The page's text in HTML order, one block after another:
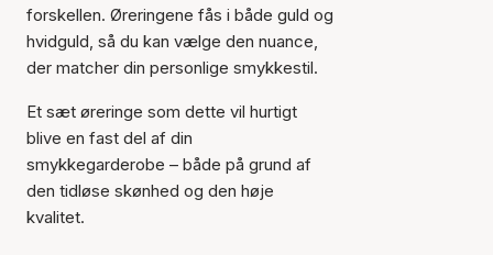
forskellen. Øreringene fås i både guld og
hvidguld, så du kan vælge den nuance,
der matcher din personlige smykkestil.
Et sæt øreringe som dette vil hurtigt
blive en fast del af din
smykkegarderobe – både på grund af
den tidløse skønhed og den høje
kvalitet.